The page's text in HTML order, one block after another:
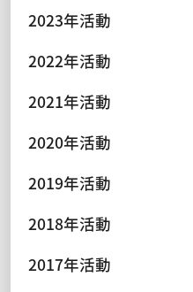
2023年活動
2022年活動
2021年活動
2020年活動
2019年活動
2018年活動
2017年活動